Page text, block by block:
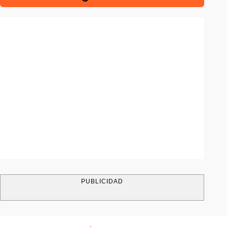
PUBLICIDAD